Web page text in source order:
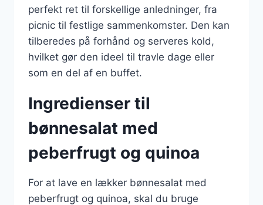
perfekt ret til forskellige anledninger, fra
picnic til festlige sammenkomster. Den kan
tilberedes på forhånd og serveres kold,
hvilket gør den ideel til travle dage eller
som en del af en buffet.
Ingredienser til
bønnesalat med
peberfrugt og quinoa
For at lave en lækker bønnesalat med
peberfrugt og quinoa, skal du bruge